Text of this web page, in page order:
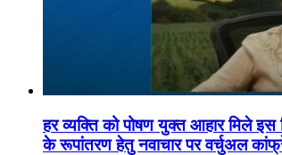
हर व्यक्ति को पोषण युक्त आहार मिले इस
के रूपांतरण हेतु नवाचार पर वर्चुअल